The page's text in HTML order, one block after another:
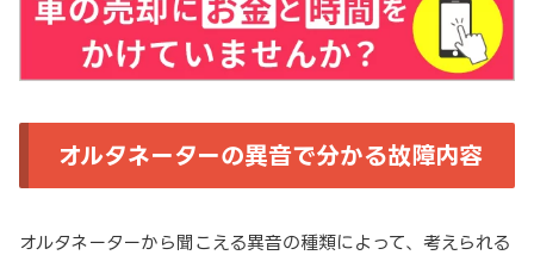
オルタネーターの異音で分かる故障内容
オルタネーターから聞こえる異音の種類によって、考えられる